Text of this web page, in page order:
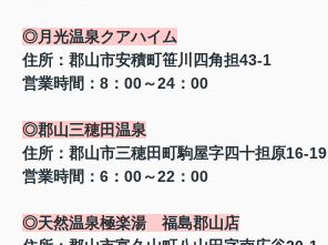
◎月光温泉クアハイム
住所：郡山市安積町笹川四角担43-1
営業時間：8：00～24：00
◎郡山三穂田温泉
住所：郡山市三穂田町駒屋字四十担原16-19
営業時間：6：00～22：00
◎天然温泉極楽湯 福島郡山店